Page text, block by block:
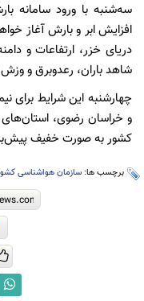
سه‌شنبه با ورود سامانه
افزایش ابر و بارش آغاز
دریای خزر، ارتفاعات و
شاهد باران، رعدوبرق و وزش
چهارشنبه این شرایط برای
و خراسان رضوی، استان‌های
کشور به صورت خفیف
برچسب ها: سازمان هواشناسی